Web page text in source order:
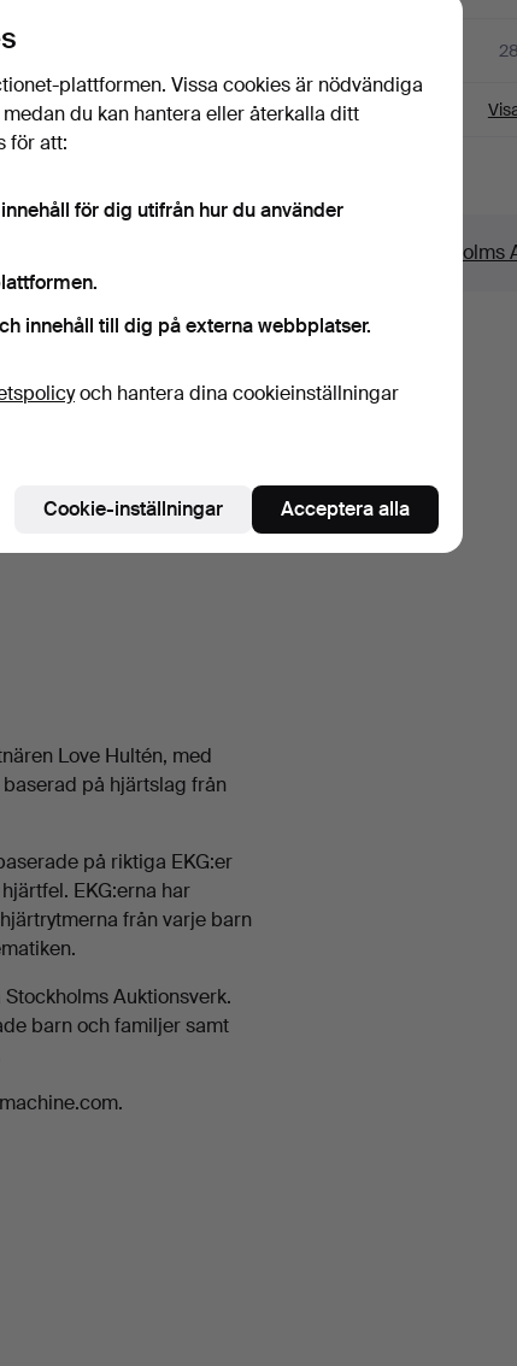
Love Hultén, med
på hjärtslag från
på riktiga EKG:er
EKG:erna har
från varje barn
Auktionsverk.
barn och familjer samt
Detaljer
plattformen. Vissa cookies är nödvändiga
du kan hantera eller återkalla ditt
för att:
för dig utifrån hur du använder
innehåll till dig på externa webbplatser.
och hantera dina cookieinställningar
Cookie-inställningar Acceptera alla